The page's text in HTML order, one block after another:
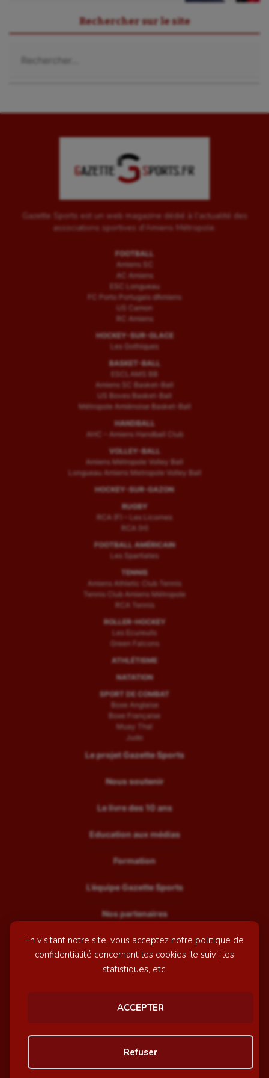
En visitant notre site, vous acceptez notre politique de
confidentialité concernant les cookies, le suivi, les
statistiques, etc.
ACCEPTER
Refuser
Rechercher sur le site
Gazette Sports est un web magazine dédié à l'actualité des
associations sportives d'Amiens Métropole.
FOOTBALL
Amiens SC
AC Amiens
ESC Longueau
FC Porto Portugais d’Amiens
US Camon
RC Amiens
HOCKEY-SUR-GLACE
Les Gothiques
BASKET-BALL
ESCLAMS BB
Amiens SC Basket-Ball
US Boves Basket-Ball
Métropole Amiénoise Basket-Ball
HANDBALL
AHC – Amiens Handball Club
VOLLEY-BALL
Amiens Métropole Volley Ball
Longueau Amiens Metropole Volley Ball
HOCKEY-SUR-GAZON
RUGBY
RCA (F) – Les Licornes
RCA (H)
FOOTBALL AMÉRICAIN
Les Spartiates
TENNIS
Amiens Athletic Club Tennis
Tennis Club Amiens Métropole
RCA Tennis
ROLLER-HOCKEY
Les Ecureuils
Green Falcons
ATHLÉTISME
NATATION
SPORT DE COMBAT
Boxe Anglaise
Boxe Française
Muay Thaï
Judo
Le projet Gazette Sports
Nous soutenir
Le livre des 10 ans
Education aux médias
Formation
L’équipe Gazette Sports
Nos partenaires
Recrutement
Mentions légales
© GazetteSports - 2026 | Site internet réalisé par
Awelty